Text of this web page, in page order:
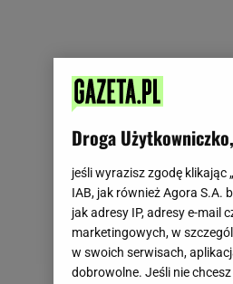
Droga
jeśli wyrazisz zgodę klikając
IAB, jak również Agora S.A.
jak adresy IP, adresy e-mail
marketingowych, w
w swoich serwisach,
dobrowolne. Jeśli nie